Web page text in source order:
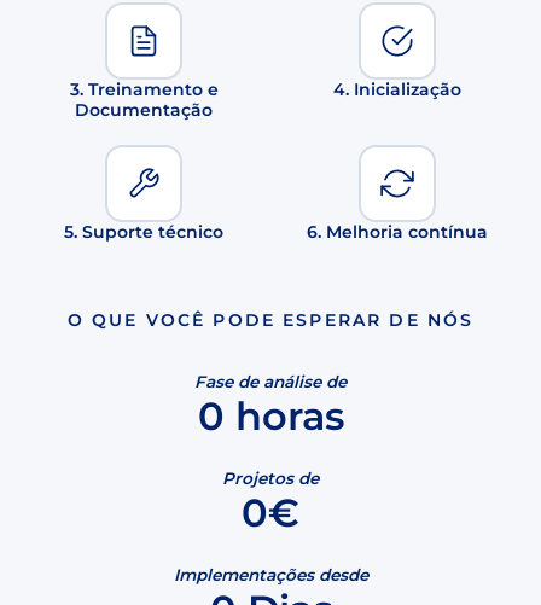
3. Treinamento e
Documentação
4. Inicialização
5. Suporte técnico 6. Melhoria contínua
O QUE VOCÊ PODE ESPERAR DE NÓS
Fase de análise de
0 horas
Projetos de
0€
Implementações desde